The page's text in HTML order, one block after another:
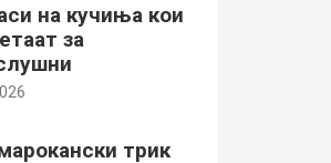
на кучиња кои
за
трик